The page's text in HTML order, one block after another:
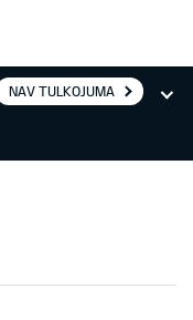
NAV TULKOJUMA